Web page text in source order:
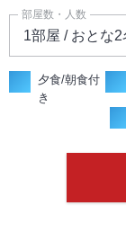
部屋数・人数
夕食/朝食付
き